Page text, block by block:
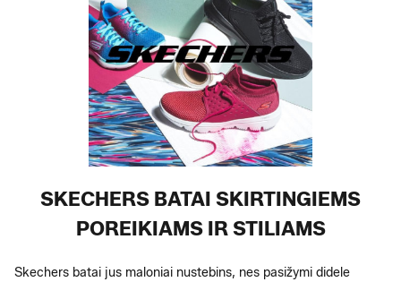
SKECHERS BATAI SKIRTINGIEMS
POREIKIAMS IR STILIAMS
Skechers batai jus maloniai nustebins, nes pasižymi didele